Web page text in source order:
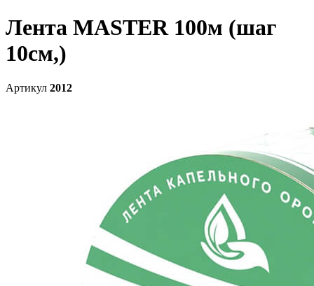
Лента MASTER 100м (шаг
10см,)
Артикул 2012